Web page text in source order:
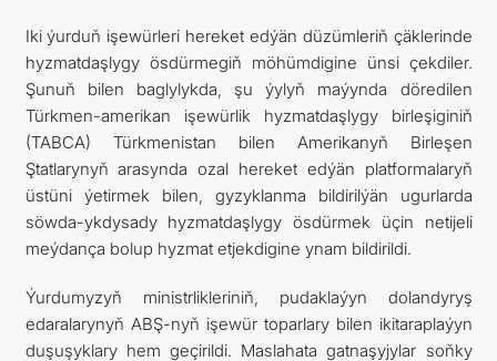
Iki ýurduň işewürleri hereket edýän düzümleriň çäklerinde
hyzmatdaşlygy ösdürmegiň möhümdigine ünsi çekdiler.
Şunuň bilen baglylykda, şu ýylyň maýynda döredilen
Türkmen-amerikan işewürlik hyzmatdaşlygy birleşiginiň
(TABCA) Türkmenistan bilen Amerikanyň Birleşen
Ştatlarynyň arasynda ozal hereket edýän platformalaryň
üstüni ýetirmek bilen, gyzyklanma bildirilýän ugurlarda
söwda-ykdysady hyzmatdaşlygy ösdürmek üçin netijeli
meýdança bolup hyzmat etjekdigine ynam bildirildi.
Ýurdumyzyň ministrlikleriniň, pudaklaýyn dolandyryş
edaralarynyň ABŞ-nyň işewür toparlary bilen ikitaraplaýyn
duşuşyklary hem geçirildi. Maslahata gatnaşyjylar soňky